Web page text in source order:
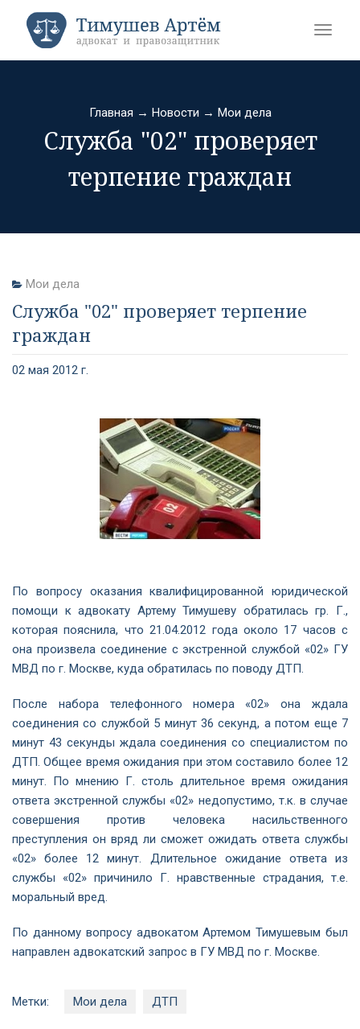
Главная → Новости → Мои дела
Служба "02" проверяет
терпение граждан
Мои дела
Служба "02" проверяет терпение
граждан
02 мая 2012 г.
По вопросу оказания квалифицированной юридической
помощи к адвокату Артему Тимушеву обратилась гр. Г.,
которая пояснила, что 21.04.2012 года около 17 часов с
она произвела соединение с экстренной службой «02» ГУ
МВД по г. Москве, куда обратилась по поводу ДТП.
После набора телефонного номера «02» она ждала
соединения со службой 5 минут 36 секунд, а потом еще 7
минут 43 секунды ждала соединения со специалистом по
ДТП. Общее время ожидания при этом составило более 12
минут. По мнению Г. столь длительное время ожидания
ответа экстренной службы «02» недопустимо, т.к. в случае
совершения против человека насильственного
преступления он вряд ли сможет ожидать ответа службы
«02» более 12 минут. Длительное ожидание ответа из
службы «02» причинило Г. нравственные страдания, т.е.
моральный вред.
По данному вопросу адвокатом Артемом Тимушевым был
направлен адвокатский запрос в ГУ МВД по г. Москве.
Метки: Мои дела ДТП